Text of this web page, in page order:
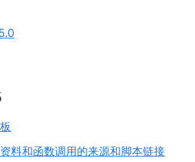
料和函数调用的来源和脚本链接